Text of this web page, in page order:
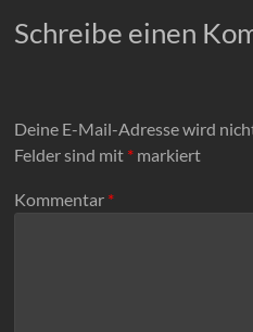
Schreibe einen
Deine E-Mail-Adresse wird
Felder sind mit * markiert
Kommentar *